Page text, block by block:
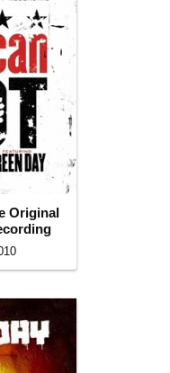
Original